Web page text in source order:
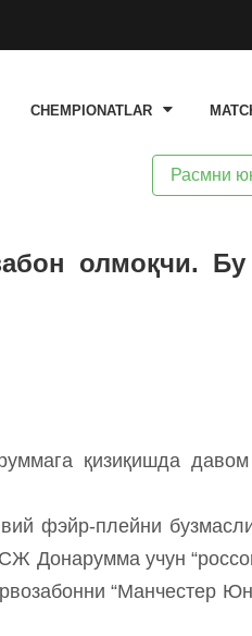
CHEMPIONATLAR
Расмни
олмоқчи.
қизиқишда
фэйр-плейни
Донарумма учун
“Манчестер